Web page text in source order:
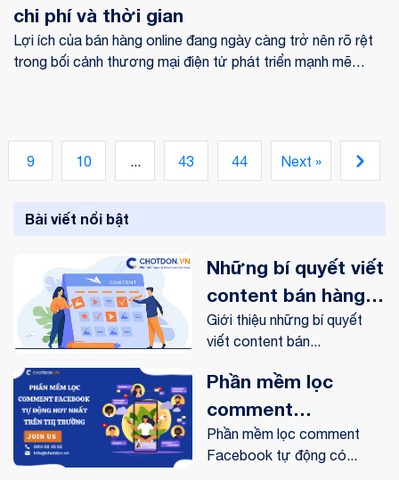
chi phí và thời gian
Lợi ích của bán hàng online đang ngày càng trở nên rõ rệt
trong bối cảnh thương mại điện tử phát triển mạnh mẽ
mà còn là một chiến lược cần thiết để tồn tại và phát triển.
Next »
9 10 43 44
Bài viết nổi bật
Những bí quyết viết
content bán hàng
online trên
Facebook
Giới thiệu những bí quyết
viết content bán...
Phần mềm lọc
comment
Facebook tự động
hot nhất trên thị
Phần mềm lọc comment
Facebook tự động có...